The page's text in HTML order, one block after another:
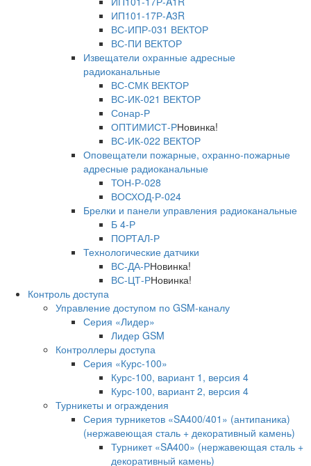
ИП101-17Р-A3R
ВС-ИПР-031 ВЕКТОР
ВС-ПИ ВЕКТОР
Извещатели охранные адресные
радиоканальные
ВС-СМК ВЕКТОР
ВС-ИК-021 ВЕКТОР
Сонар-Р
ОПТИМИСТ-РНовинка!
ВС-ИК-022 ВЕКТОР
Оповещатели пожарные, охранно-пожарные
адресные радиоканальные
ТОН-Р-028
ВОСХОД-Р-024
Брелки и панели управления радиоканальные
Б 4-Р
ПОРТАЛ-Р
Технологические датчики
ВС-ДА-РНовинка!
ВС-ЦТ-РНовинка!
Контроль доступа
Управление доступом по GSM-каналу
Серия «Лидер»
Лидер GSM
Контроллеры доступа
Серия «Курс-100»
Курс-100, вариант 1, версия 4
Курс-100, вариант 2, версия 4
Турникеты и ограждения
Серия турникетов «SA400/401» (антипаника)
(нержавеющая сталь + декоративный камень)
Турникет «SA400» (нержавеющая сталь +
декоративный камень)